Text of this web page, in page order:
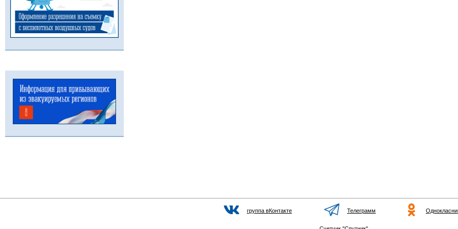
группа вКонтакте Телеграмм